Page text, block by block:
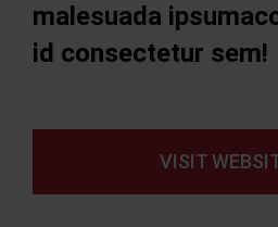
malesuada
id consectetur sem!
VISIT